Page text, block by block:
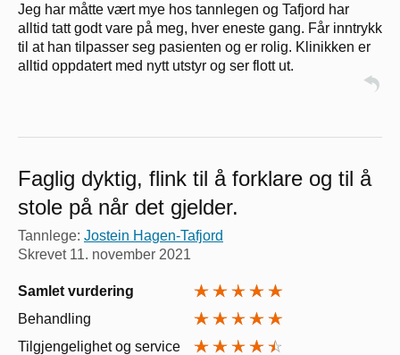
Jeg har måtte vært mye hos tannlegen og Tafjord har
alltid tatt godt vare på meg, hver eneste gang. Får inntrykk
til at han tilpasser seg pasienten og er rolig. Klinikken er
alltid oppdatert med nytt utstyr og ser flott ut.
Faglig dyktig, flink til å forklare og til å
stole på når det gjelder.
Tannlege: Jostein Hagen-Tafjord
Skrevet 11. november 2021
Samlet vurdering
Behandling
Tilgjengelighet og service